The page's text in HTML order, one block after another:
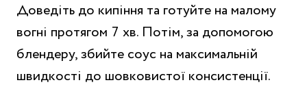
Доведіть до кипіння та готуйте на малому
вогні протягом 7 хв. Потім, за допомогою
блендеру, збийте соус на максимальній
швидкості до шовковистої консистенції.